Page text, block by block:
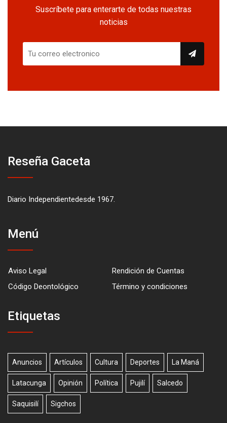
Suscríbete para enterarte de todas nuestras
noticias
Reseña Gaceta
Diario Independientedesde 1967.
Menú
Aviso Legal
Rendición de Cuentas
Código Deontológico
Término y condiciones
Etiquetas
Anuncios Artículos Cultura Deportes La Maná
Latacunga Opinión Política Pujilí Salcedo
Saquisilí Sigchos